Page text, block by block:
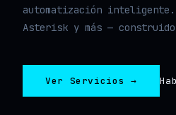
automatización inteligente.
Asterisk y más —
Ver Servicios →